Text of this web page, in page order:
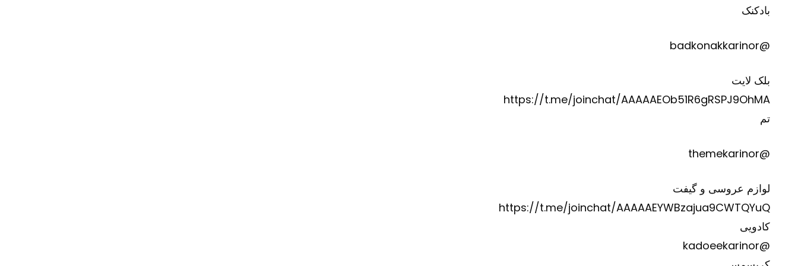
بادکنک
@badkonakkarinor
بلک لایت
https://t.me/joinchat/AAAAAEOb51R6gRSPJ9OhMA
تم
@themekarinor
لوازم عروسی و گیفت
https://t.me/joinchat/AAAAAEYWBzajua9CWTQYuQ
کادویی
@kadoeekarinor